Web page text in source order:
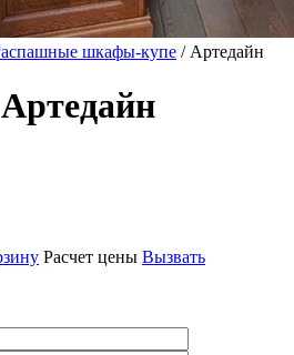
шкафы-купе / Артедайн
Расчет цены Вызвать